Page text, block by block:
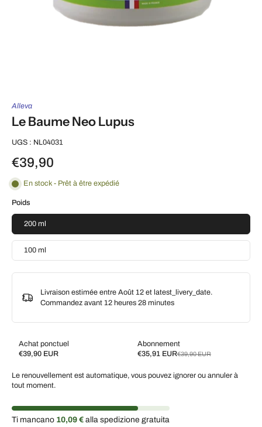
Alleva
Le Baume Neo Lupus
UGS : NL04031
€39,90
En stock - Prêt à être expédié
Poids
200 ml
100 ml
Livraison estimée entre Août 12 et latest_livery_date.
Commandez avant 12 heures 28 minutes
Achat ponctuel
€39,90 EUR
Abonnement
€35,91 EUR€39,90 EUR
Subscribe and save
Livrez toutes les 2 semaines, 10 % de réduction
Livrez chaque mois, 5 % de réduction
Le renouvellement est automatique, vous pouvez ignorer ou annuler à
tout moment.
Ti mancano 10,09 € alla spedizione gratuita